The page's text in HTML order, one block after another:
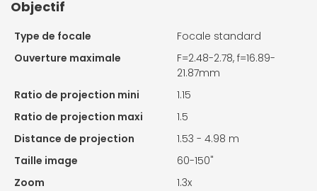
Objectif
Type de focale
Focale standard
Ouverture maximale
F=2.48-2.78, f=16.89-
21.87mm
Ratio de projection mini
1.15
Ratio de projection maxi
1.5
Distance de projection
1.53 - 4.98 m
Taille image
60-150"
Zoom
1.3x